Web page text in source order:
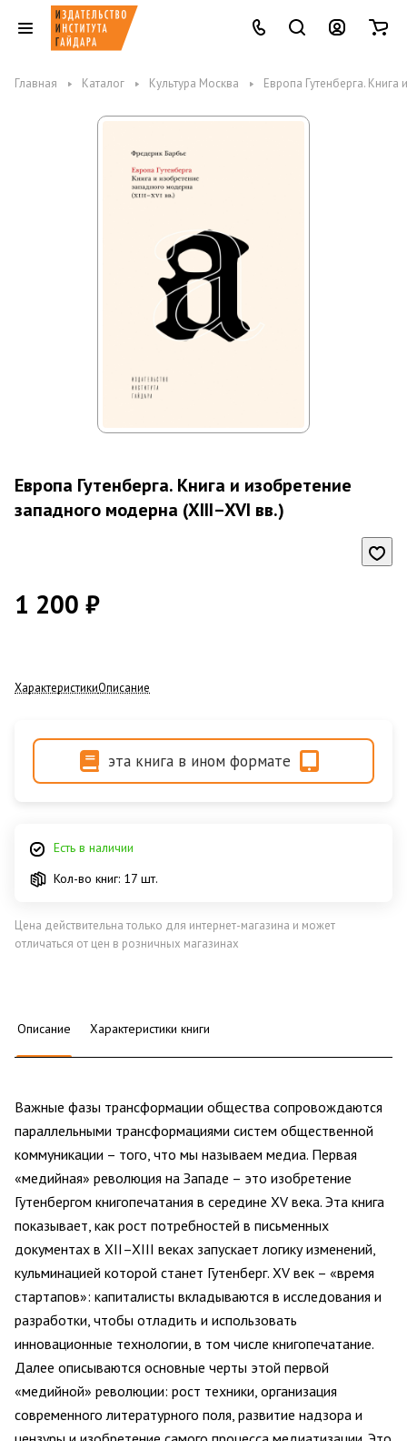
Главная Каталог Культура Москва Европа Гутенберга.
Европа Гутенберга. Книга и изобретение
западного модерна (XIII–XVI вв.)
1 200 ₽
ХарактеристикиОписание
эта книга в ином формате
Есть в наличии
Кол-во книг: 17 шт.
Цена действительна только для интернет-магазина и может
отличаться от цен в розничных магазинах
Описание Характеристики книги
Важные фазы трансформации общества сопровождаются
параллельными трансформациями систем общественной
коммуникации – того, что мы называем медиа. Первая
«медийная» революция на Западе – это изобретение
Гутенбергом книгопечатания в середине XV века. Эта книга
показывает, как рост потребностей в письменных
документах в XII–XIII веках запускает логику изменений,
кульминацией которой станет Гутенберг. XV век – «время
стартапов»: капиталисты вкладываются в исследования и
разработки, чтобы отладить и использовать
инновационные технологии, в том числе книгопечатание.
Далее описываются основные черты этой первой
«медийной» революции: рост техники, организация
современного литературного поля, развитие надзора и